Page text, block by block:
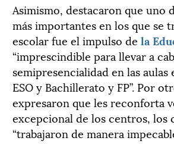
Asimismo, destacaron que uno
más importantes en los que se
escolar fue el impulso de la
“imprescindible para llevar a
semipresencialidad en las aulas
ESO y Bachillerato y FP”. Por
expresaron que les reconforta
excepcional de los centros, los
“trabajaron de manera